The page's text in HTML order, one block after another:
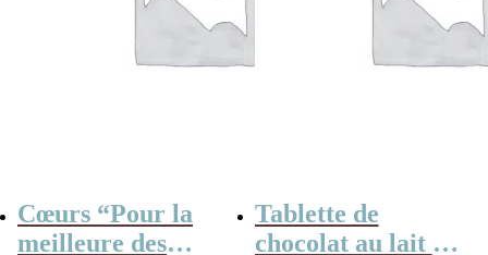
Cœurs “Pour la
meilleure des
Tablette de
chocolat au lait –